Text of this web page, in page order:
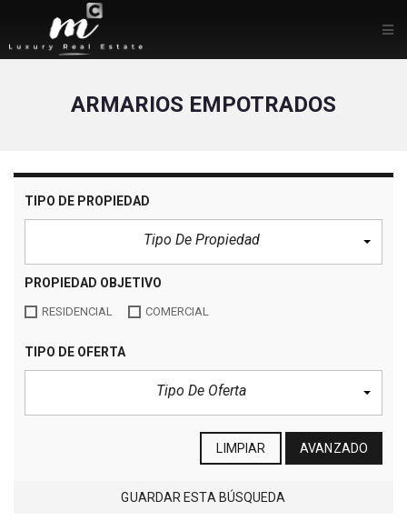
ARMARIOS EMPOTRADOS
TIPO DE PROPIEDAD
Tipo De Propiedad
PROPIEDAD OBJETIVO
RESIDENCIAL COMERCIAL
TIPO DE OFERTA
Tipo De Oferta
LIMPIAR AVANZADO
GUARDAR ESTA BÚSQUEDA